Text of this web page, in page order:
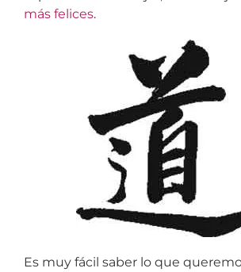
más felices.
Es muy fácil saber lo que